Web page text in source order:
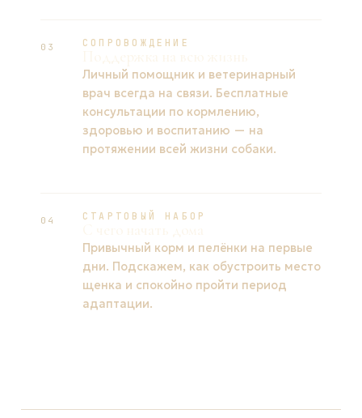
03 СОПРОВОЖДЕНИЕ
Личный помощник и ветеринарный
врач всегда на связи. Бесплатные
консультации по кормлению,
здоровью и воспитанию — на
протяжении всей жизни собаки.
04 СТАРТОВЫЙ НАБОР
Привычный корм и пелёнки на первые
дни. Подскажем, как обустроить место
щенка и спокойно пройти период
адаптации.